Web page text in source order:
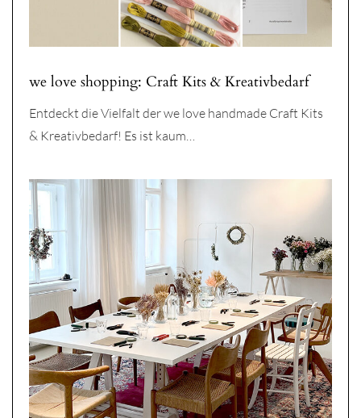
we love shopping: Craft Kits & Kreativbedarf
Entdeckt die Vielfalt der we love handmade Craft Kits
& Kreativbedarf! Es ist kaum…